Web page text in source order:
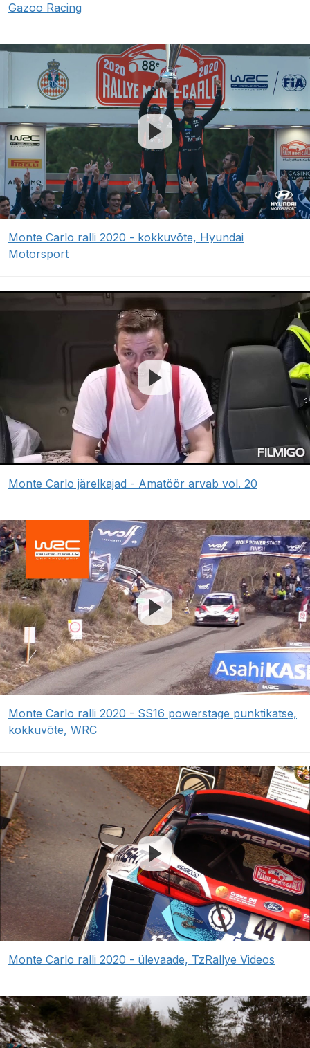
Gazoo Racing
Monte Carlo ralli 2020 - kokkuvõte, Hyundai
Motorsport
Monte Carlo järelkajad - Amatöör arvab vol. 20
Monte Carlo ralli 2020 - SS16 powerstage punktikatse,
kokkuvõte, WRC
Monte Carlo ralli 2020 - ülevaade, TzRallye Videos